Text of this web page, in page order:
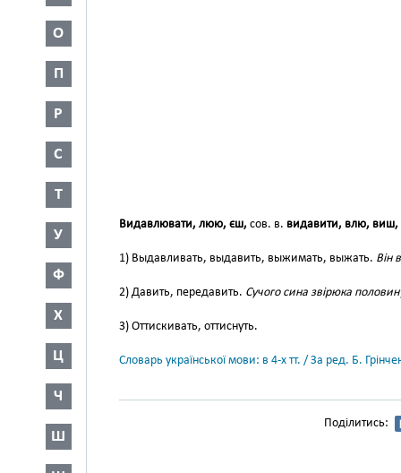
О
П
Р
С
Т
У
Ф
Х
Ц
Ч
Ш
Видавлювати, люю, єш, сов. в. видавити, влю, виш,
1) Выдавливать, выдавить, выжимать, выжать. Він
2) Давить, передавить. Сучого сина звірюка
3) Оттискивать, оттиснуть.
Словарь української мови: в 4-х тт. / За ред. Б.
Поділитись: